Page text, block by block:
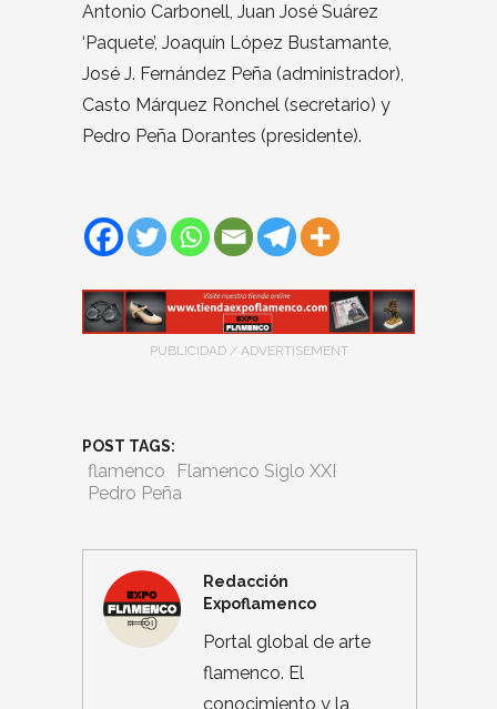
Antonio Carbonell, Juan José Suárez
‘Paquete’, Joaquín López Bustamante,
José J. Fernández Peña (administrador),
Casto Márquez Ronchel (secretario) y
Pedro Peña Dorantes (presidente).
PUBLICIDAD / ADVERTISEMENT
POST TAGS:
flamenco
Flamenco Siglo XXI
Pedro Peña
Redacción
Expoflamenco
Portal global de arte
flamenco. El
conocimiento y la